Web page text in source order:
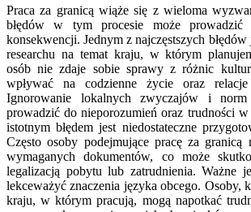
Praca za granicą wiąże się z wieloma
błędów w tym procesie może prowadzić
konsekwencji. Jednym z najczęstszych błędów
researchu na temat kraju, w którym
osób nie zdaje sobie sprawy z różnic
wpływać na codzienne życie oraz
Ignorowanie lokalnych zwyczajów i norm
prowadzić do nieporozumień oraz trudności
istotnym błędem jest niedostateczne
Często osoby podejmujące pracę za granicą
wymaganych dokumentów, co może
legalizacją pobytu lub zatrudnienia. Ważne
lekceważyć znaczenia języka obcego. Osoby,
kraju, w którym pracują, mogą napotkać